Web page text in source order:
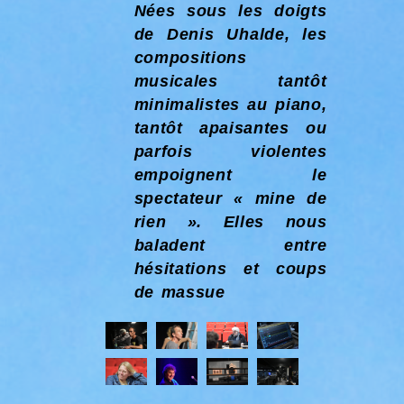
Nées sous les doigts
de Denis Uhalde, les
compositions
musicales tantôt
minimalistes au piano,
tantôt apaisantes ou
parfois violentes
empoignent le
spectateur « mine de
rien ». Elles nous
baladent entre
hésitations et coups
de massue